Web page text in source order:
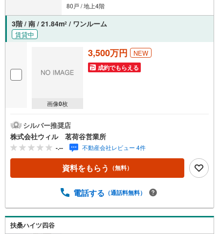
80戸 / 地上4階
3階 / 南 / 21.84m2 / ワンルーム
賃貸中
画像0枚
3,500万円 NEW
成約でもらえる
シルバー推奨店
株式会社ウィル 茗荷谷営業所
-.-- 不動産会社レビュー 4件
資料をもらう （無料）
電話する （通話料無料）
扶桑ハイツ四谷